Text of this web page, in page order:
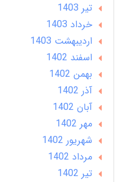
تير 1403
خرداد 1403
ارديبهشت 1403
اسفند 1402
بهمن 1402
آذر 1402
آبان 1402
مهر 1402
شهریور 1402
مرداد 1402
تير 1402